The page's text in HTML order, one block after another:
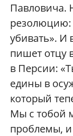
Павловича.
резолюцию:
убивать». И
пишет отцу
в Персии:
едины в
который
Мы с тобой
проблемы, и